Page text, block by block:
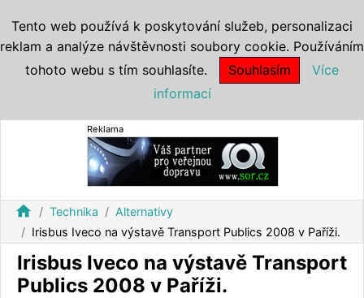
Reklama
home Technika
Alternativy
Irisbus Iveco na výstavě Transport Publics 2008 v Paříži.
Irisbus Iveco na výstavě Transport
Publics 2008 v Paříži.
Tento web používá k poskytování služeb, personalizaci
reklam a analýze návštěvnosti soubory cookie. Používáním
tohoto webu s tím souhlasíte.
Souhlasím
Více
informací